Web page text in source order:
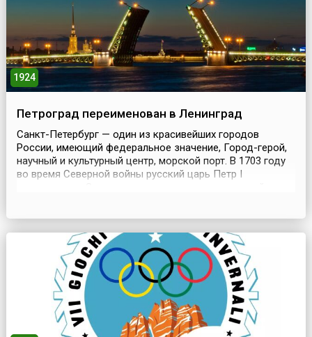
1924
Петроград переименован в Ленинград
Санкт-Петербург — один из красивейших городов
России, имеющий федеральное значение, Город-герой,
научный и культурный центр, морской порт. В 1703 году
во время Северной войны русский царь Петр I